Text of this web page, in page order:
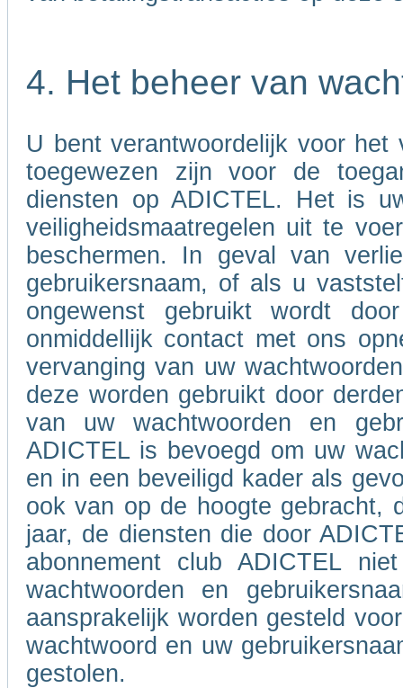
4. Het beheer van
U bent verantwoordelijk voor
toegewezen zijn voor de
diensten op ADICTEL. Het is
veiligheidsmaatregelen uit te
beschermen. In geval van
gebruikersnaam, of als u
ongewenst gebruikt wordt
onmiddellijk contact met ons
vervanging van uw
deze worden gebruikt door
van uw wachtwoorden en
ADICTEL is bevoegd om uw
en in een beveiligd kader als
ook van op de hoogte gebracht,
jaar, de diensten die door
abonnement club ADICTEL
wachtwoorden en
aansprakelijk worden gesteld
wachtwoord en uw
gestolen.